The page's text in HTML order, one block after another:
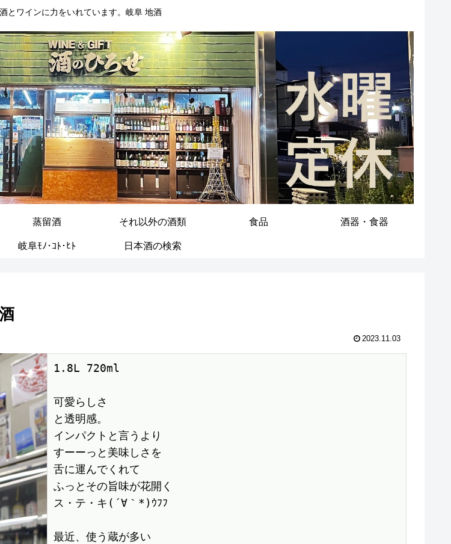
とワインに力をいれています。岐阜 地酒
蒸留酒 それ以外の酒類 食品 酒器・食器
岐阜ﾓﾉ･ｺﾄ･ﾋﾄ 日本酒の検索
2023.11.03
1.8L 720ml
可愛らしさ
と透明感。
インパクトと言うより
すーーっと美味しさを
舌に運んでくれて
ふっとその旨味が花開く
ス・テ・キ(´∀｀*)ｳﾌﾌ
最近、使う蔵が多い